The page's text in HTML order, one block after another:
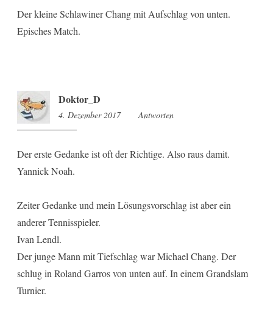
Der kleine Schlawiner Chang mit Aufschlag von unten.
Episches Match.
Doktor_D
4. Dezember 2017 8:27
Antworten
Der erste Gedanke ist oft der Richtige. Also raus damit.
Yannick Noah.
Zeiter Gedanke und mein Lösungsvorschlag ist aber ein
anderer Tennisspieler.
Ivan Lendl.
Der junge Mann mit Tiefschlag war Michael Chang. Der
schlug in Roland Garros von unten auf. In einem Grandslam
Turnier.